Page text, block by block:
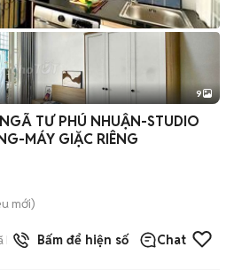
+2
9
TƯ PHÚ NHUẬN-STUDIO
MÁY GIẶC RIÊNG
mới)
bán Bấm để hiện số Chat